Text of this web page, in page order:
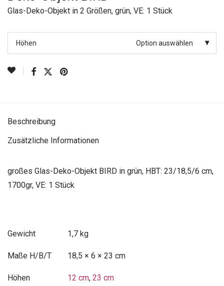
Glas-Deko-Objekt in 2 Größen, grün, VE: 1 Stück
Höhen Option auswählen
Beschreibung
Zusätzliche Informationen
großes Glas-Deko-Objekt BIRD in grün, HBT: 23/18,5/6 cm,
1700gr, VE: 1 Stück
Gewicht 1,7 kg
Maße 18,5 × 6 × 23 cm
Höhen 12 cm, 23 cm